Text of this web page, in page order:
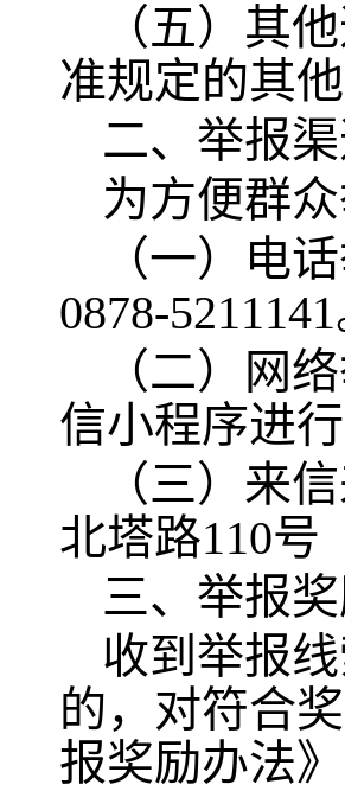
（五）其
准规定的其
二、举报
为方便群
（一）电
0878-5211141
（二）网
信小程序进行
（三）来
北塔路110号
三、举报
收到举报
的，对符合
报奖励办法